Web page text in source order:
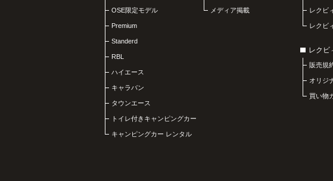
OSE限定モデル
Premium
Standerd
RBL
ハイエース
キャラバン
タウンエース
トイレ付きキャンピングカー
キャンピングカー レンタル
メディア掲載 レクビ
レクビ
レクビ
販売規
オリジ
買い物